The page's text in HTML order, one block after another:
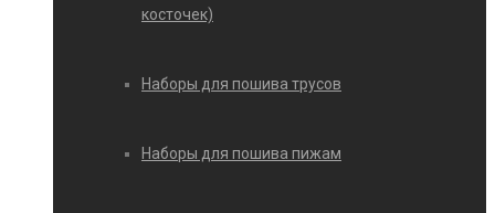
косточек)
Наборы для пошива трусов
Наборы для пошива пижам